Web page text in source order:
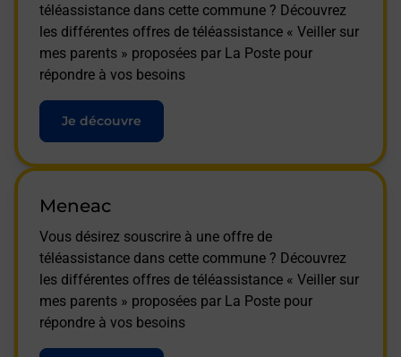
téléassistance dans cette commune ? Découvrez
les différentes offres de téléassistance « Veiller sur
mes parents » proposées par La Poste pour
répondre à vos besoins
Je découvre
Meneac
Vous désirez souscrire à une offre de
téléassistance dans cette commune ? Découvrez
les différentes offres de téléassistance « Veiller sur
mes parents » proposées par La Poste pour
répondre à vos besoins